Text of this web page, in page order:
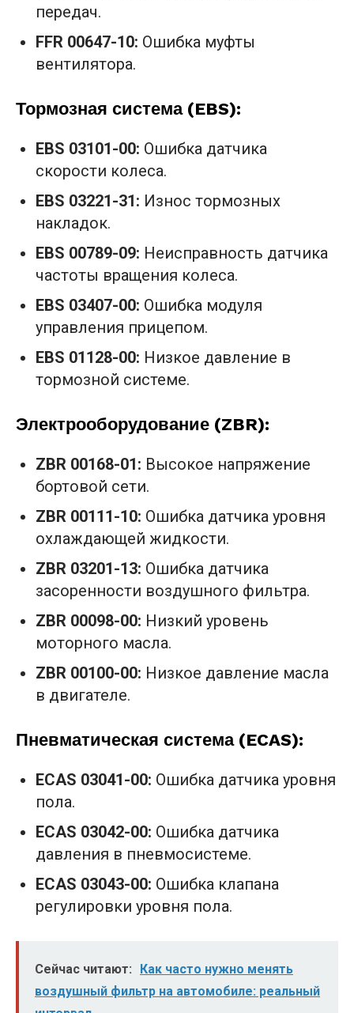
передач.
FFR 00647-10: Ошибка муфты
вентилятора.
Тормозная система (EBS):
EBS 03101-00: Ошибка датчика
скорости колеса.
EBS 03221-31: Износ тормозных
накладок.
EBS 00789-09: Неисправность датчика
частоты вращения колеса.
EBS 03407-00: Ошибка модуля
управления прицепом.
EBS 01128-00: Низкое давление в
тормозной системе.
Электрооборудование (ZBR):
ZBR 00168-01: Высокое напряжение
бортовой сети.
ZBR 00111-10: Ошибка датчика уровня
охлаждающей жидкости.
ZBR 03201-13: Ошибка датчика
засоренности воздушного фильтра.
ZBR 00098-00: Низкий уровень
моторного масла.
ZBR 00100-00: Низкое давление масла
в двигателе.
Пневматическая система (ECAS):
ECAS 03041-00: Ошибка датчика уровня
пола.
ECAS 03042-00: Ошибка датчика
давления в пневмосистеме.
ECAS 03043-00: Ошибка клапана
регулировки уровня пола.
Сейчас читают:
Как часто нужно менять
воздушный фильтр на автомобиле: реальный